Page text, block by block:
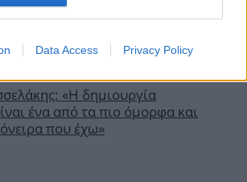
Data Access Privacy Policy
«Η δημιουργία
ένα από τα πιο όμορφα και
που έχω»